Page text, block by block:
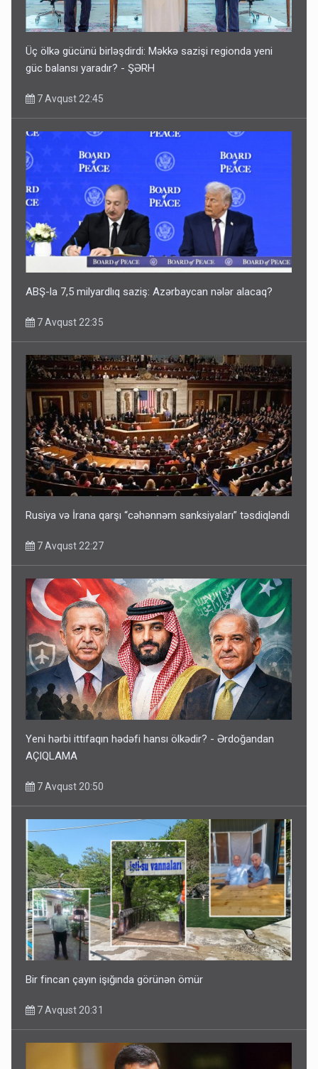
Üç ölkə gücünü birləşdirdi: Məkkə sazişi regionda yeni
güc balansı yaradır? - ŞƏRH
7 Avqust 22:45
ABŞ-la 7,5 milyardlıq saziş: Azərbaycan nələr alacaq?
7 Avqust 22:35
Rusiya və İrana qarşı “cəhənnəm sanksiyaları” təsdiqləndi
7 Avqust 22:27
Yeni hərbi ittifaqın hədəfi hansı ölkədir? - Ərdoğandan
AÇIQLAMA
7 Avqust 20:50
Bir fincan çayın işığında görünən ömür
7 Avqust 20:31